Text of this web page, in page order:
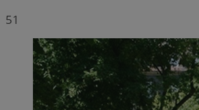
51